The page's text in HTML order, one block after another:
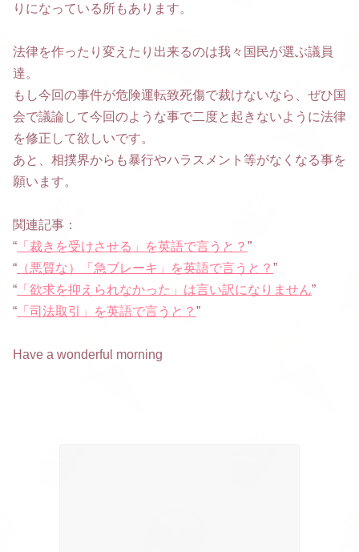
りになっている所もあります。
法律を作ったり変えたり出来るのは我々国民が選ぶ議員
達。
もし今回の事件が危険運転致死傷で裁けないなら、ぜひ国
会で議論して今回のような事で二度と起きないように法律
を修正して欲しいです。
あと、相撲界からも暴行やハラスメント等がなくなる事を
願います。
関連記事：
“ 「裁きを受けさせる」を英語で言うと？ ”
“ （悪質な）「急ブレーキ」を英語で言うと？ ”
“ 「欲求を抑えられなかった」は言い訳になりません”
“ 「司法取引」を英語で言うと？ ”
Have a wonderful morning